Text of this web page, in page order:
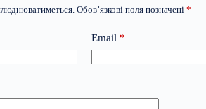
Обов’язкові поля позначені *
Email *